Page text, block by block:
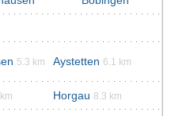
5.3 km Aystetten 6.1 km
Horgau 8.3 km